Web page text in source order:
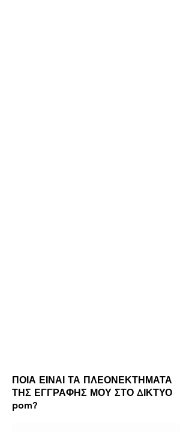
ΠΟΙΑ ΕΙΝΑΙ ΤΑ ΠΛΕΟΝΕΚΤΗΜΑΤΑ
ΤΗΣ ΕΓΓΡΑΦΗΣ ΜΟΥ ΣΤΟ ΔΙΚΤΥΟ
pom?